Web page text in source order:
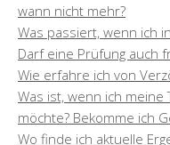
wann nicht mehr?
Was passiert, wenn ich
Darf eine Prüfung auch
Wie erfahre ich von
Was ist, wenn ich
möchte? Bekomme ich
Wo finde ich aktuelle